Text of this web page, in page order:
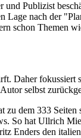
Publizist
Lage nach der
schon Themen
Daher fokussiert
selbst
zu dem 333
So hat Ullrich
Enders den